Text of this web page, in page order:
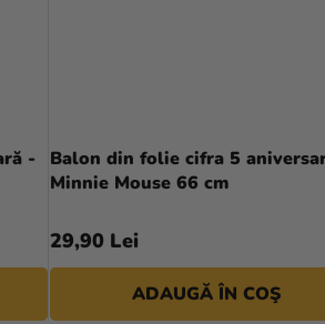
-
Balon din folie cifra 5
Minnie Mouse 66 cm
29,90 Lei
ADAUGĂ ÎN COŞ